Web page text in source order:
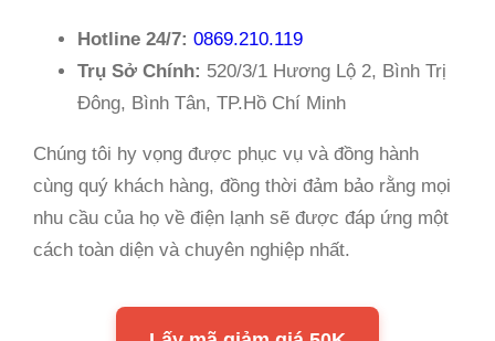
Hotline 24/7: 0869.210.119
Trụ Sở Chính: 520/3/1 Hương Lộ 2, Bình Trị
Đông, Bình Tân, TP.Hồ Chí Minh
Chúng tôi hy vọng được phục vụ và đồng hành
cùng quý khách hàng, đồng thời đảm bảo rằng mọi
nhu cầu của họ về điện lạnh sẽ được đáp ứng một
cách toàn diện và chuyên nghiệp nhất.